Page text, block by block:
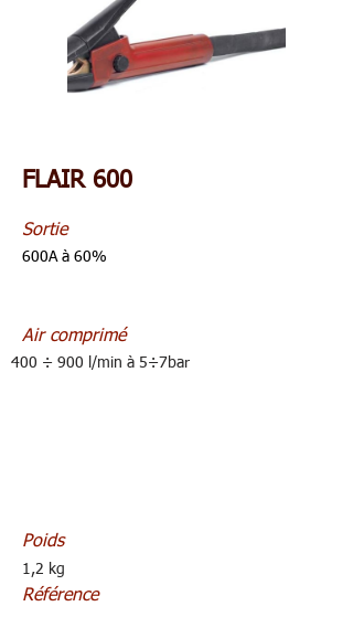
FLAIR 600
Sortie
600A à 60%
Air comprimé
400 ÷ 900 l/min à 5÷7bar
Poids
1,2 kg
Référence